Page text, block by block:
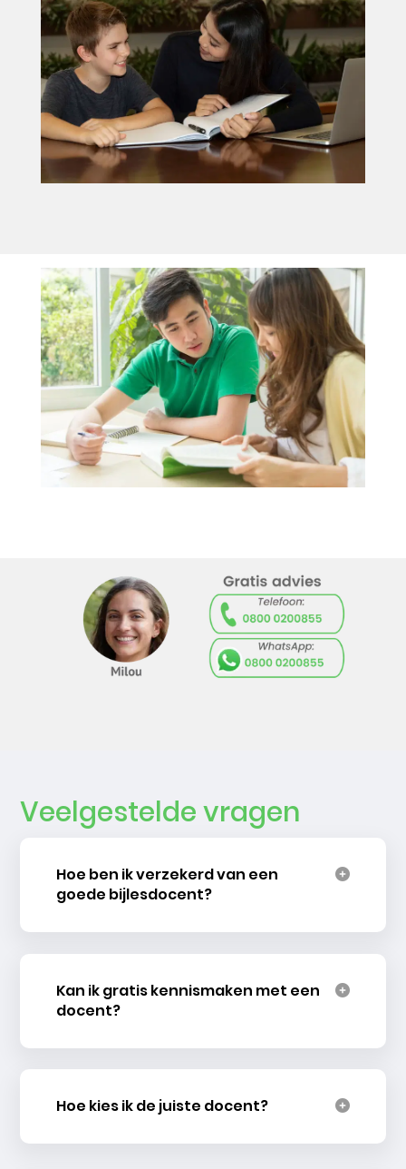
Veelgestelde vragen
Hoe ben ik verzekerd van een
goede bijlesdocent?
Kan ik gratis kennismaken met een
docent?
Hoe kies ik de juiste docent?